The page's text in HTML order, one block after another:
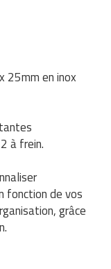
25mm en inox
à frein.
fonction de vos
grâce